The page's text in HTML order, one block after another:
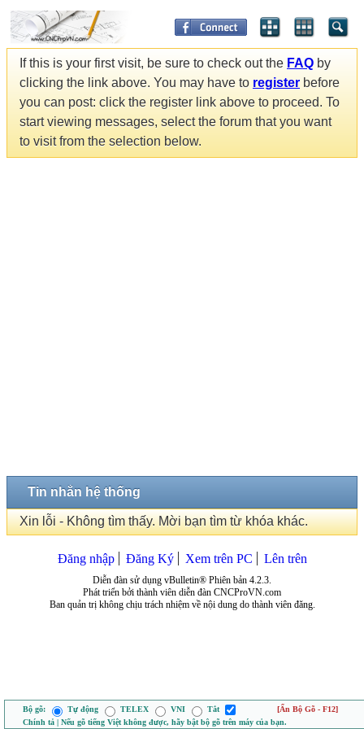
If this is your first visit, be sure to check out the FAQ by
clicking the link above. You may have to register before
you can post: click the register link above to proceed. To
start viewing messages, select the forum that you want
to visit from the selection below.
Tin nhắn hệ thống
Xin lỗi - Không tìm thấy. Mời bạn tìm từ khóa khác.
Đăng nhập Đăng Ký Xem trên PC Lên trên
Diễn đàn sử dụng vBulletin® Phiên bản 4.2.3.
Phát triển bởi thành viên diễn đàn CNCProVN.com
Ban quản trị không chịu trách nhiệm về nội dung do thành viên đăng.
Bộ gõ: Tự động TELEX VNI Tắt
[Ẩn Bộ Gõ - F12]
Chính tả | Nếu gõ tiếng Việt không được, hãy bật bộ gõ trên máy của bạn.